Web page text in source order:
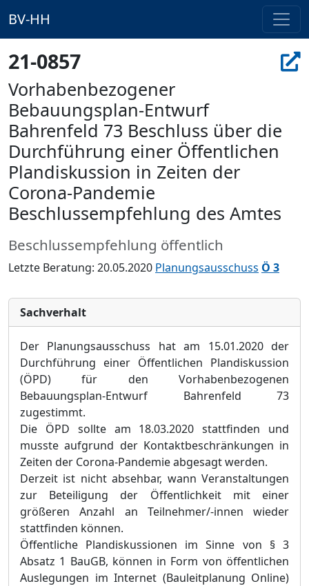
BV-HH
21-0857
Vorhabenbezogener
Bebauungsplan-Entwurf
Bahrenfeld 73 Beschluss über die
Durchführung einer Öffentlichen
Plandiskussion in Zeiten der
Corona-Pandemie
Beschlussempfehlung des Amtes
Beschlussempfehlung öffentlich
Letzte Beratung: 20.05.2020 Planungsausschuss Ö 3
Sachverhalt
Der Planungsausschuss hat am 15.01.2020 der
Durchführung einer Öffentlichen Plandiskussion
(ÖPD) für den Vorhabenbezogenen
Bebauungsplan-Entwurf Bahrenfeld 73
zugestimmt.
Die ÖPD sollte am 18.03.2020 stattfinden und
musste aufgrund der Kontaktbeschränkungen in
Zeiten der Corona-Pandemie abgesagt werden.
Derzeit ist nicht absehbar, wann Veranstaltungen
zur Beteiligung der Öffentlichkeit mit einer
größeren Anzahl an Teilnehmer/-innen wieder
stattfinden können.
Öffentliche Plandiskussionen im Sinne von § 3
Absatz 1 BauGB, können in Form von öffentlichen
Auslegungen im Internet (Bauleitplanung Online)